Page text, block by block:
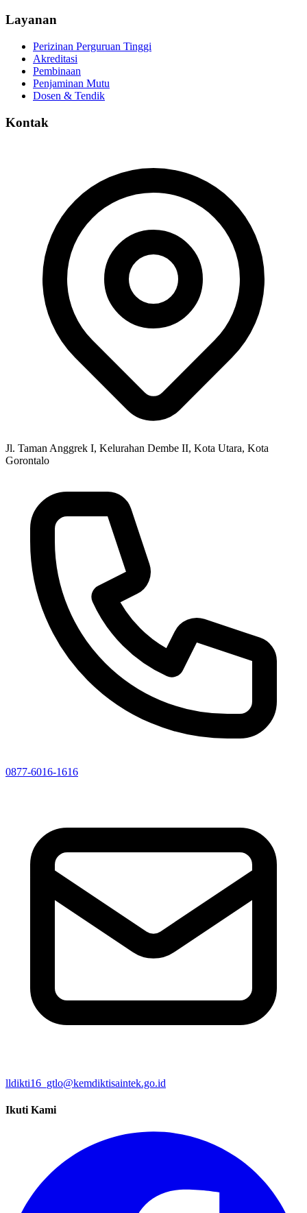
Layanan
Perizinan Perguruan Tinggi
Akreditasi
Pembinaan
Penjaminan Mutu
Dosen & Tendik
Kontak
Jl. Taman Anggrek I, Kelurahan Dembe II, Kota Utara, Kota
Gorontalo
0877-6016-1616
lldikti16_gtlo@kemdiktisaintek.go.id
Ikuti Kami